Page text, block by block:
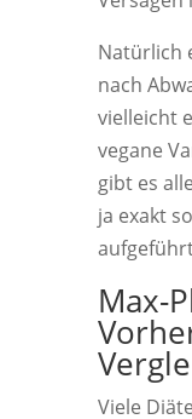
Natürlich
nach
vielleicht
vegane
gibt es
ja exakt
Max-
Viele